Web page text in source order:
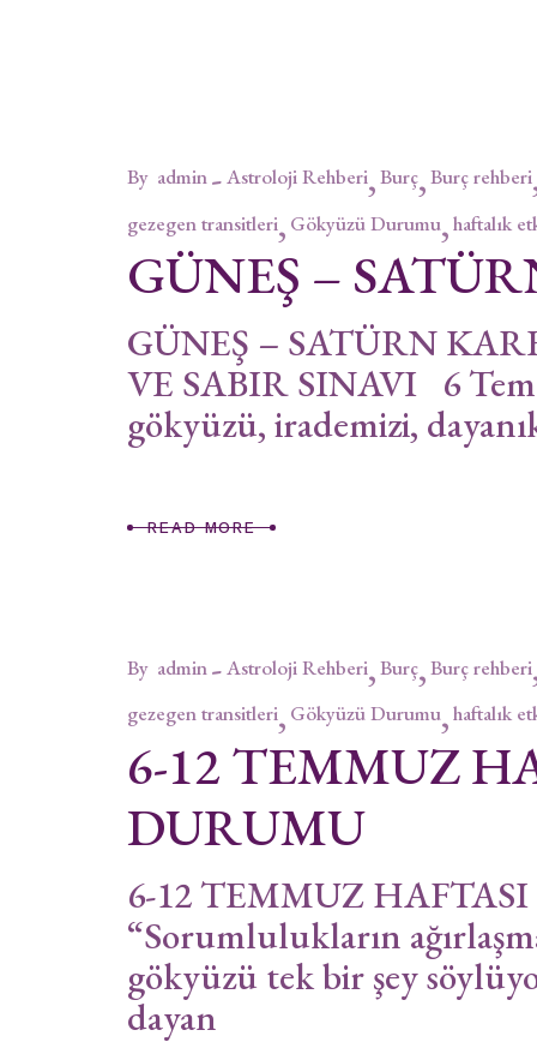
By admin Astroloji Rehberi Burç Burç rehberi
gezegen transitleri Gökyüzü Durumu haftalık
GÜNEŞ –
GÜNEŞ – SATÜRN
VE SABIR SINAVI 6
gökyüzü, irademizi,
READ MORE
By admin Astroloji Rehberi Burç Burç rehberi
gezegen transitleri Gökyüzü Durumu haftalık
6-12 TEMMUZ
DURUMU
6-12 TEMMUZ
“Sorumlulukların
gökyüzü tek bir şey
dayan